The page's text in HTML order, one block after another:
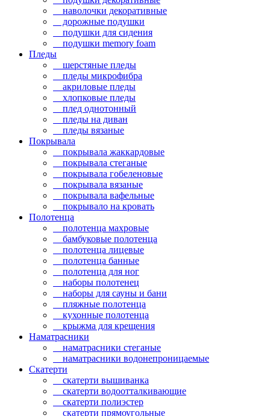
наволочки декоративные
дорожные подушки
подушки для сидения
подушки memory foam
Пледы
шерстяные пледы
пледы микрофибра
акриловые пледы
хлопковые пледы
плед однотонный
пледы на диван
пледы вязаные
Покрывала
покрывала жаккардовые
покрывала стеганые
покрывала гобеленовые
покрывала вязаные
покрывала вафельные
покрывало на кровать
Полотенца
полотенца махровые
бамбуковые полотенца
полотенца лицевые
полотенца банные
полотенца для ног
наборы полотенец
наборы для сауны и бани
пляжные полотенца
кухонные полотенца
крыжма для крещения
Наматрасники
наматрасники стеганые
наматрасники водонепроницаемые
Скатерти
скатерти вышиванка
скатерти водоотталкивающие
скатерти полиэстер
скатерти прямоугольные